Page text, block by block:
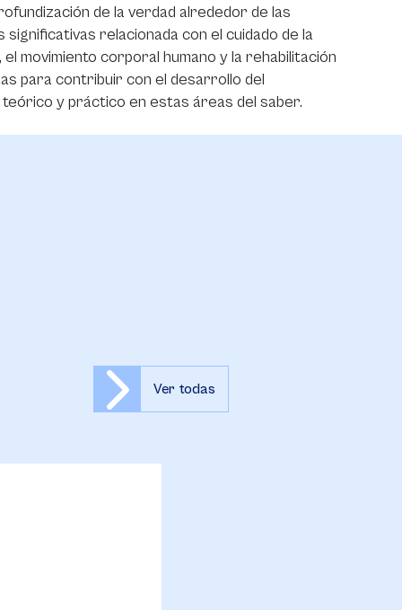
de la verdad alrededor de las
significativas relacionada con el cuidado de la
el movimiento corporal humano y la rehabilitación
para contribuir con el desarrollo del
y práctico en estas áreas del saber.
Ver todas